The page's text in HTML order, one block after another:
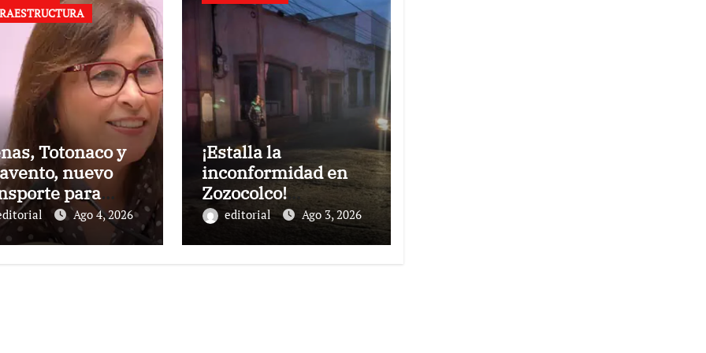
Totonaco y
nuevo
para
Poza Rica y
Ago 4, 2026
¡Estalla la
inconformidad en
Zozocolco!
Habitantes
editorial Ago 3, 2026